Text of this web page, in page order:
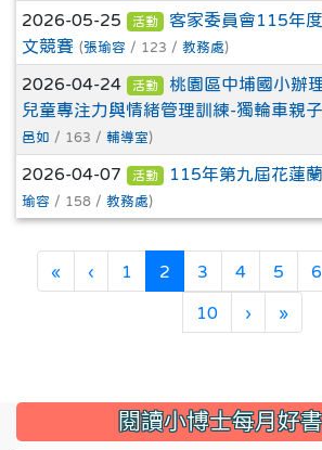
2026-05-25 活動
客家委員會115年
文競賽 (張瑜容 / 123 / 教務處)
2026-04-24 活動
桃園區中埔國小辦
兒童專注力與情緒管理訓練-獨輪車親子
邑如 / 163 / 輔導室)
2026-04-07 活動 115年第九屆花蓮
瑜容 / 158 / 教務處)
« ‹ 1 2(current)
3 4 5 6
10 › »
::: 閱讀小博士每月好